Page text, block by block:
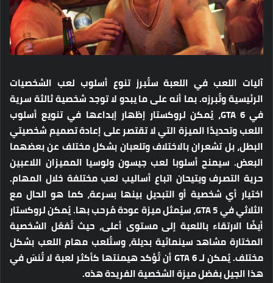
آليات اللعب في اللعبة ستُبرز تنوع أسلوب لعب الشخصيات
الرئيسية وتُبرزه. بما أنه على ما يبدو لا توجد شخصية ثالثة سرية
في GTA 6، يُمكن لروكستار إظهار إبداعها في تنويع أسلوب
اللعب وتحديدًا الميزة التي لا تقتصر على إعادة تصميم شخصيتي
البطل، بل تشعران بالاختلاف وتلعبان بشكل مختلف عن بعضهما
البعض. سيمنح أسلوبا لعب جيسون ولوسيا المميزان اللاعبين
حرية التصرف ويتيحان اتباع أساليب لعب مختلفة خلال المهام.
اختيار أي شخصية أو التبديل بينها بسرعة، كما هو الحال مع
الثلاثي في ​​GTA 5، سيُمثل ميزة عودة مُرحب بها. يُمكن لروكستار
أيضًا الارتقاء باللعبة إلى مستوى أعلى، حيث تُفعّل الشخصية
المختارة مشاهد سينمائية بديلة، وستُلعب مهام اللعب بشكل
مختلف. يُمكن لـ GTA 6 أن تُؤكد هيمنتها كأكثر لعبة لا تُنسَ في
هذا الجيل بفضل ميزة الشخصية الفريدة هذه.